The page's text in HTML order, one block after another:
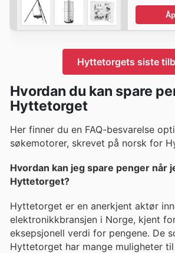
Hyttetorgets siste
Hvordan du kan spare
Hyttetorget
Her finner du en FAQ-besvarelse
søkemotorer, skrevet på norsk for
Hvordan kan jeg spare penger når
Hyttetorget?
Hyttetorget er en anerkjent aktør
elektronikkbransjen i Norge, kjent
eksepsjonell verdi for pengene. De
Hyttetorget har mange muligheter